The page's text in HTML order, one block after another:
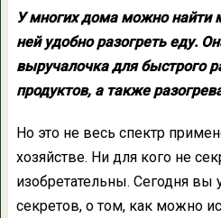
У многих дома можно найти
ней удобно разогреть еду.
выручалочка для быстрого
продуктов, а также
Но это не весь спектр
хозяйстве. Ни для кого не
изобретательны. Сегодня вы
секретов, о том, как можно